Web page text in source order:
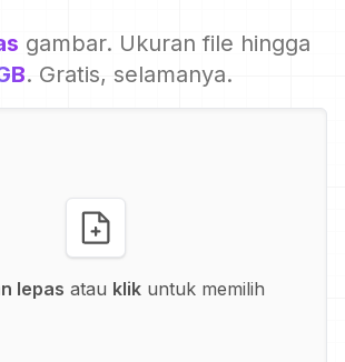
gambar. Ukuran file hingga
. Gratis, selamanya.
lepas atau klik untuk memilih